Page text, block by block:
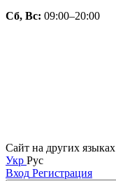
Сб, Вс: 09:00–20:00
Сайт на других языках
Укр Рус
Вход Регистрация